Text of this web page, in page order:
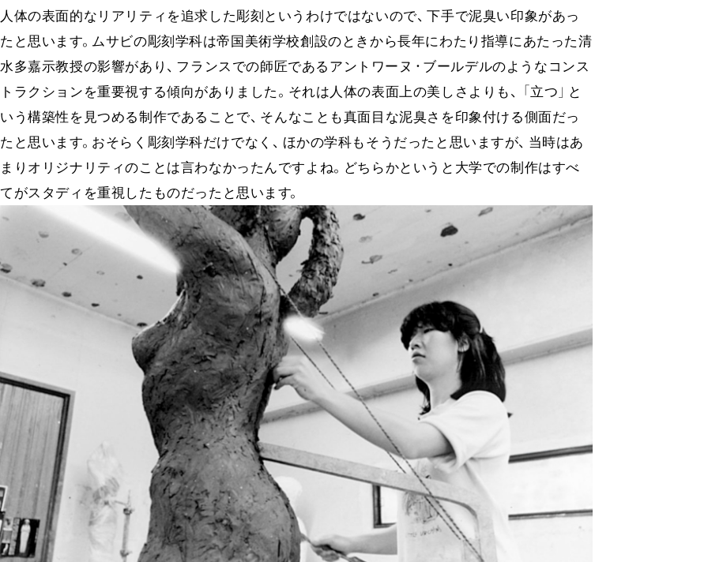
人体の表面的なリアリティを追求した彫刻というわけではないので、​下手で泥臭い印象があっ
たと思います。​ムサビの彫刻学科は帝国美術学校創設のときから長年にわたり指導にあたった清
水多嘉示教授の影響があり 、​フランスでの師匠であるアント ワー ヌ・ ブー ルデルのようなコンス
トラクションを重要視する傾向がありまし た。​ それは人体の表面上の美しさより も、​ 「立つ」 と
いう構築性を見つめる制作であること で、​ そんなことも真面目な泥臭さを印象付ける側面だっ
たと思います。​おそらく彫刻学科だけでな く、​ ほかの学科もそうだったと思いますが、​当時はあ
まりオリジナリティのことは言わなかったんですよ ね。​ どちらかというと大学での制作はすべ
てがスタディを重視したものだったと思います。​